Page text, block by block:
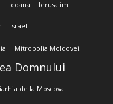
Icoana Ierusalim
Israel
Mitropolia Moldovei;
Domnului
de la Moscova